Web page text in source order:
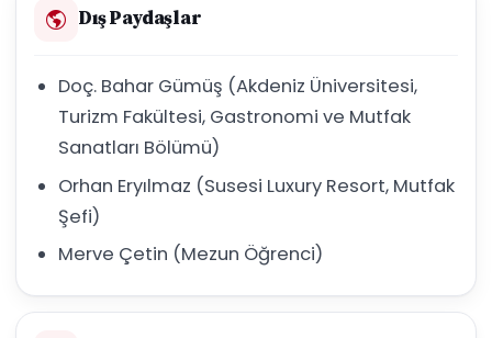
Dış Paydaşlar
Doç. Bahar Gümüş (Akdeniz Üniversitesi,
Turizm Fakültesi, Gastronomi ve Mutfak
Sanatları Bölümü)
Orhan Eryılmaz (Susesi Luxury Resort, Mutfak
Şefi)
Merve Çetin (Mezun Öğrenci)